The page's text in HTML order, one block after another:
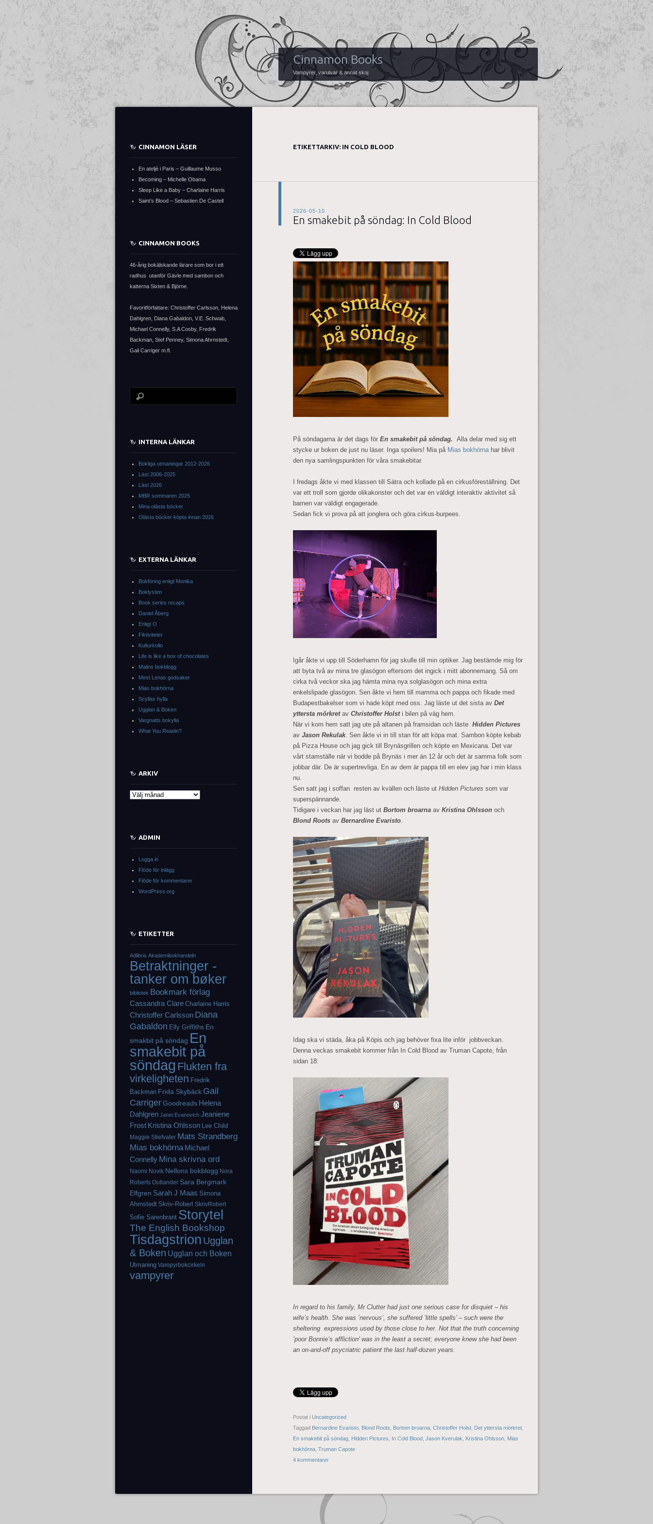
Cinnamon Books
Vampyrer, varulvar & annat skoj
ETIKETTARKIV: IN COLD BLOOD
2026-05-10
En smakebit på söndag: In Cold Blood
På söndagarna är det dags för En smakebit på söndag. Alla delar med sig ett
stycke ur boken de just nu läser. Inga spoilers! Mia på Mias bokhörnahar blivit
den nya samlingspunkten för våra smakebitar.
I fredags åkte vi med klassen till Sätra och kollade på en cirkusföreställning. Det
var ett troll som gjorde olikakonster och det var en väldigt interaktiv aktivitet så
barnen var väldigt engagerade.
Sedan fick vi prova på att jonglera och göra cirkus-burpees.
Igår åkte vi upp till Söderhamn för jag skulle till min optiker. Jag bestämde mig för
att byta två av mina tre glasögon eftersom det ingick i mitt abonnemang. Så om
cirka två veckor ska jag hämta mina nya solglasögon och mina extra
enkelslipade glasögon. Sen åkte vi hem till mamma och pappa och fikade med
Budapestbakelser som vi hade köpt med oss. Jag läste ut det sista av Det
yttersta mörkret av Christoffer Holsti bilen på väg hem.
När vi kom hem satt jag ute på altanen på framsidan och läste Hidden Pictures
av Jason Rekulak. Sen åkte vi in till stan för att köpa mat. Sambon köpte kebab
på Pizza House och jag gick till Brynäsgrillen och köpte en Mexicana. Det var
vårt stamställe när vi bodde på Brynäs i mer än 12 år och det är samma folk som
jobbar där. De är supertrevliga. En av dem är pappa till en elev jag har i min klass
nu.
Sen satt jag i soffan resten av kvällen och läste ut Hidden Pictures som var
superspännande.
Tidigare i veckan har jag läst ut Bortom broarna av Kristina Ohlsson och
Blond Roots av Bernardine Evaristo.
Idag ska vi städa, åka på Köpis och jag behöver fixa lite inför jobbveckan.
Denna veckas smakebit kommer från In Cold Blood av Truman Capote, från
sidan 18:
In regard to his family, Mr Clutter had just one serious case for disquiet – his
wife’s health. She was ’nervous’, she suffered ’little spells’ – such were the
sheltering expressions used by those close to her. Not that the truth concerning
’poor Bonnie’s affliction’ was in the least a secret; everyone knew she had been
an on-and-off psycriatric patient the last half-dozen years.
Postat i Uncategorized
Taggad Bernardine Evaristo Blond Roots Bortom broarna Christoffer Holst Det yttersta mörkret
En smakebit på söndag Hidden Pictures In Cold Blood Jason Kverulak Kristina Ohlsson Mias
bokhörna Truman Capote
4 kommentarer
CINNAMON LÄSER
En ateljé i Paris – Guillaume Musso
Becoming – Michelle Obama
Sleep Like a Baby – Charlaine Harris
Saint’s Blood – Sebastien De Castell
CINNAMON BOOKS
46-årig bokälskande lärare som bor i ett
radhus utanför Gävle med sambon och
katterna Sixten & Björne.
Favoritförfattare: Christoffer Carlsson, Helena
Dahlgren, Diana Gabaldon, V.E. Schwab,
Michael Connelly, S.A Cosby, Fredrik
Backman, Stef Penney, Simona Ahrnstedt,
Gail Carriger m.fl.
INTERNA LÄNKAR
Bokliga utmaningar 2012-2026
Läst 2006-2025
Läst 2026
MBR sommaren 2025
Mina olästa böcker
Olästa böcker köpta innan 2026
EXTERNA LÄNKAR
Bokföring enligt Monika
Boklysten
Book series recaps
Daniel Åberg
Enligt O
Fiktiviteter
Kulturkollo
Life is like a box of chocolates
Malins bokblogg
Mest Lenas godsaker
Mias bokhörna
Scyllas hylla
Ugglan & Boken
Vargnatts bokylla
What You Readin?
ARKIV
Arkiv
ADMIN
Logga in
Flöde för inlägg
Flöde för kommentarer
WordPress.org
ETIKETTER
Adlibris Akademibokhandeln
Betraktninger -
tanker om bøker
bibliotek Bookmark förlag
Cassandra Clare Charlaine Harris
Christoffer Carlsson Diana
Gabaldon Elly Griffiths En
smakbit på söndag En
smakebit på
söndag Flukten fra
virkeligheten Fredrik
Backman Frida Skybäck Gail
CarrigerGoodreads Helena
Dahlgren Janet Evanovich Jeaniene
Frost Kristina Ohlsson Lee Child
Maggie Stiefvater Mats Strandberg
Mias bokhörna Michael
Connelly Mina skrivna ord
Naomi Novik Nellons bokblogg Nora
Roberts Outlander Sara Bergmark
Elfgren Sarah J Maas Simona
Ahrnstedt Skriv-Robert SkrivRobert
Sofie Sarenbrant Storytel
The English Bookshop
Tisdagstrion Ugglan
& Boken Ugglan och Boken
Utmaning Vampyrbokcirkeln
vampyrer